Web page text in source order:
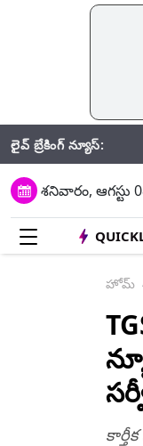
లైవ్ బ్రేకింగ్ న్యూస్:
శనివారం, ఆగస్టు
హోమ్